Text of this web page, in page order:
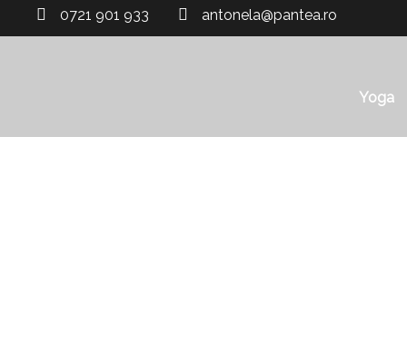
0721 901 933 antonela@pantea.ro
Yoga